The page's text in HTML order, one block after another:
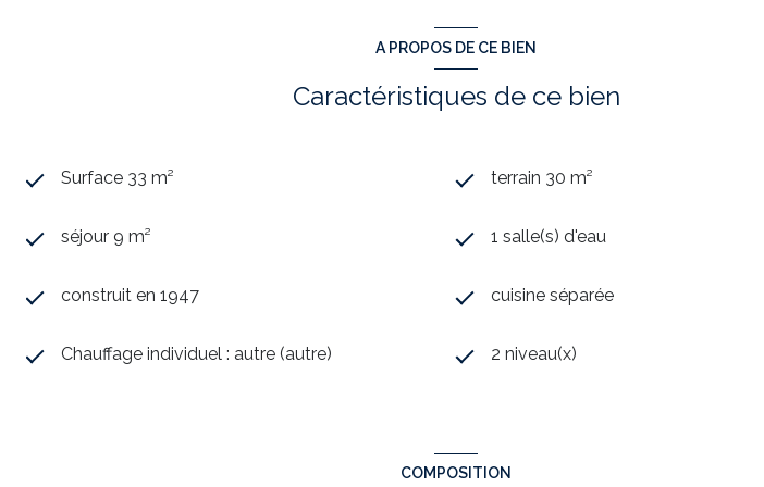
A PROPOS DE CE BIEN
Caractéristiques de ce bien
Surface 33 m² terrain 30 m²
séjour 9 m² 1 salle(s) d'eau
construit en 1947 cuisine séparée
Chauffage individuel : autre (autre) 2 niveau(x)
COMPOSITION